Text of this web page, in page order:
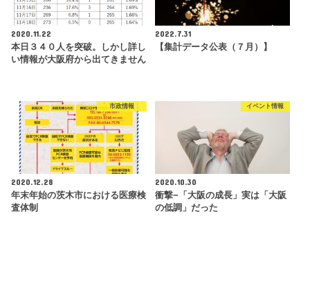
2020.11.22
本日３４０人を突破。しかし詳し
い情報が大阪府から出てきません
2022.7.31
【集計データ公表（７月）】
市政情報
2020.12.28
年末年始の茨木市における医療検
査体制
イベント情報
2020.10.30
衝撃−「大阪の成長」実は「大阪
の低調」だった